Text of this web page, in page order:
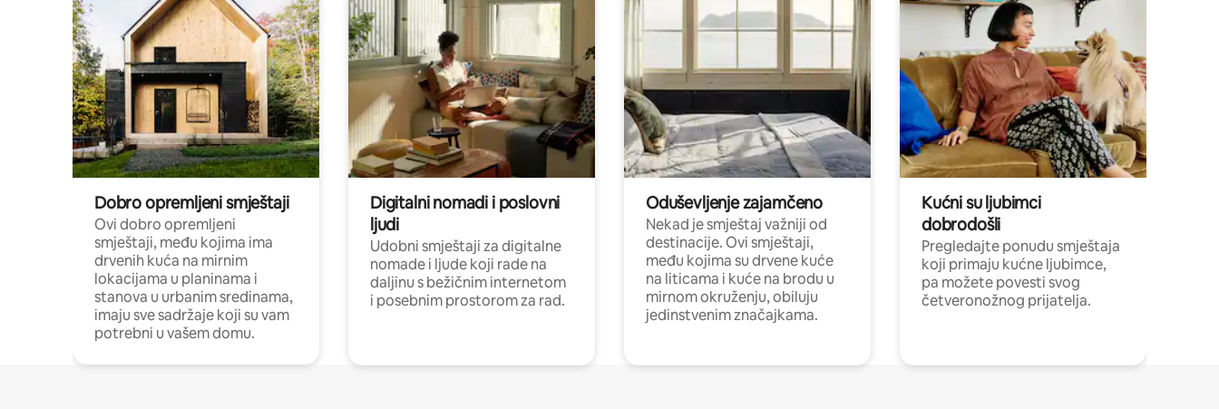
Dobro opremljeni smještaji
Ovi dobro opremljeni
smještaji, među kojima ima
drvenih kuća na mirnim
lokacijama u planinama i
stanova u urbanim sredinama,
imaju sve sadržaje koji su vam
potrebni u vašem domu.
Digitalni nomadi i poslovni
ljudi
Udobni smještaji za digitalne
nomade i ljude koji rade na
daljinu s bežičnim internetom
i posebnim prostorom za rad.
Oduševljenje zajamčeno
Nekad je smještaj važniji od
destinacije. Ovi smještaji,
među kojima su drvene kuće
na liticama i kuće na brodu u
mirnom okruženju, obiluju
jedinstvenim značajkama.
Kućni su ljubimci
dobrodošli
Pregledajte ponudu smještaja
koji primaju kućne ljubimce,
pa možete povesti svog
četveronožnog prijatelja.